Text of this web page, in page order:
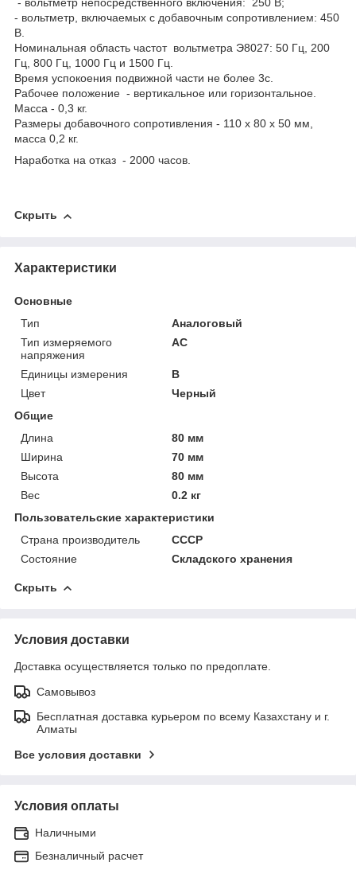
- вольтметр непосредственного включения: 250 В;
- вольтметр, включаемых с добавочным сопротивлением: 450
В.
Номинальная область частот вольтметра Э8027: 50 Гц, 200
Гц, 800 Гц, 1000 Гц и 1500 Гц.
Время успокоения подвижной части не более 3с.
Рабочее положение - вертикальное или горизонтальное.
Масса - 0,3 кг.
Размеры добавочного сопротивления - 110 x 80 x 50 мм,
масса 0,2 кг.
Наработка на отказ - 2000 часов.
Скрыть
Характеристики
Основные
Тип
Аналоговый
Тип измеряемого
напряжения
AC
Единицы измерения
В
Цвет
Черный
Общие
Длина
80 мм
Ширина
70 мм
Высота
80 мм
Вес
0.2 кг
Пользовательские характеристики
Страна производитель
СССР
Состояние
Складского хранения
Скрыть
Условия доставки
Доставка осуществляется только по предоплате.
Самовывоз
Бесплатная доставка курьером по всему Казахстану и г.
Алматы
Все условия доставки
Условия оплаты
Наличными
Безналичный расчет